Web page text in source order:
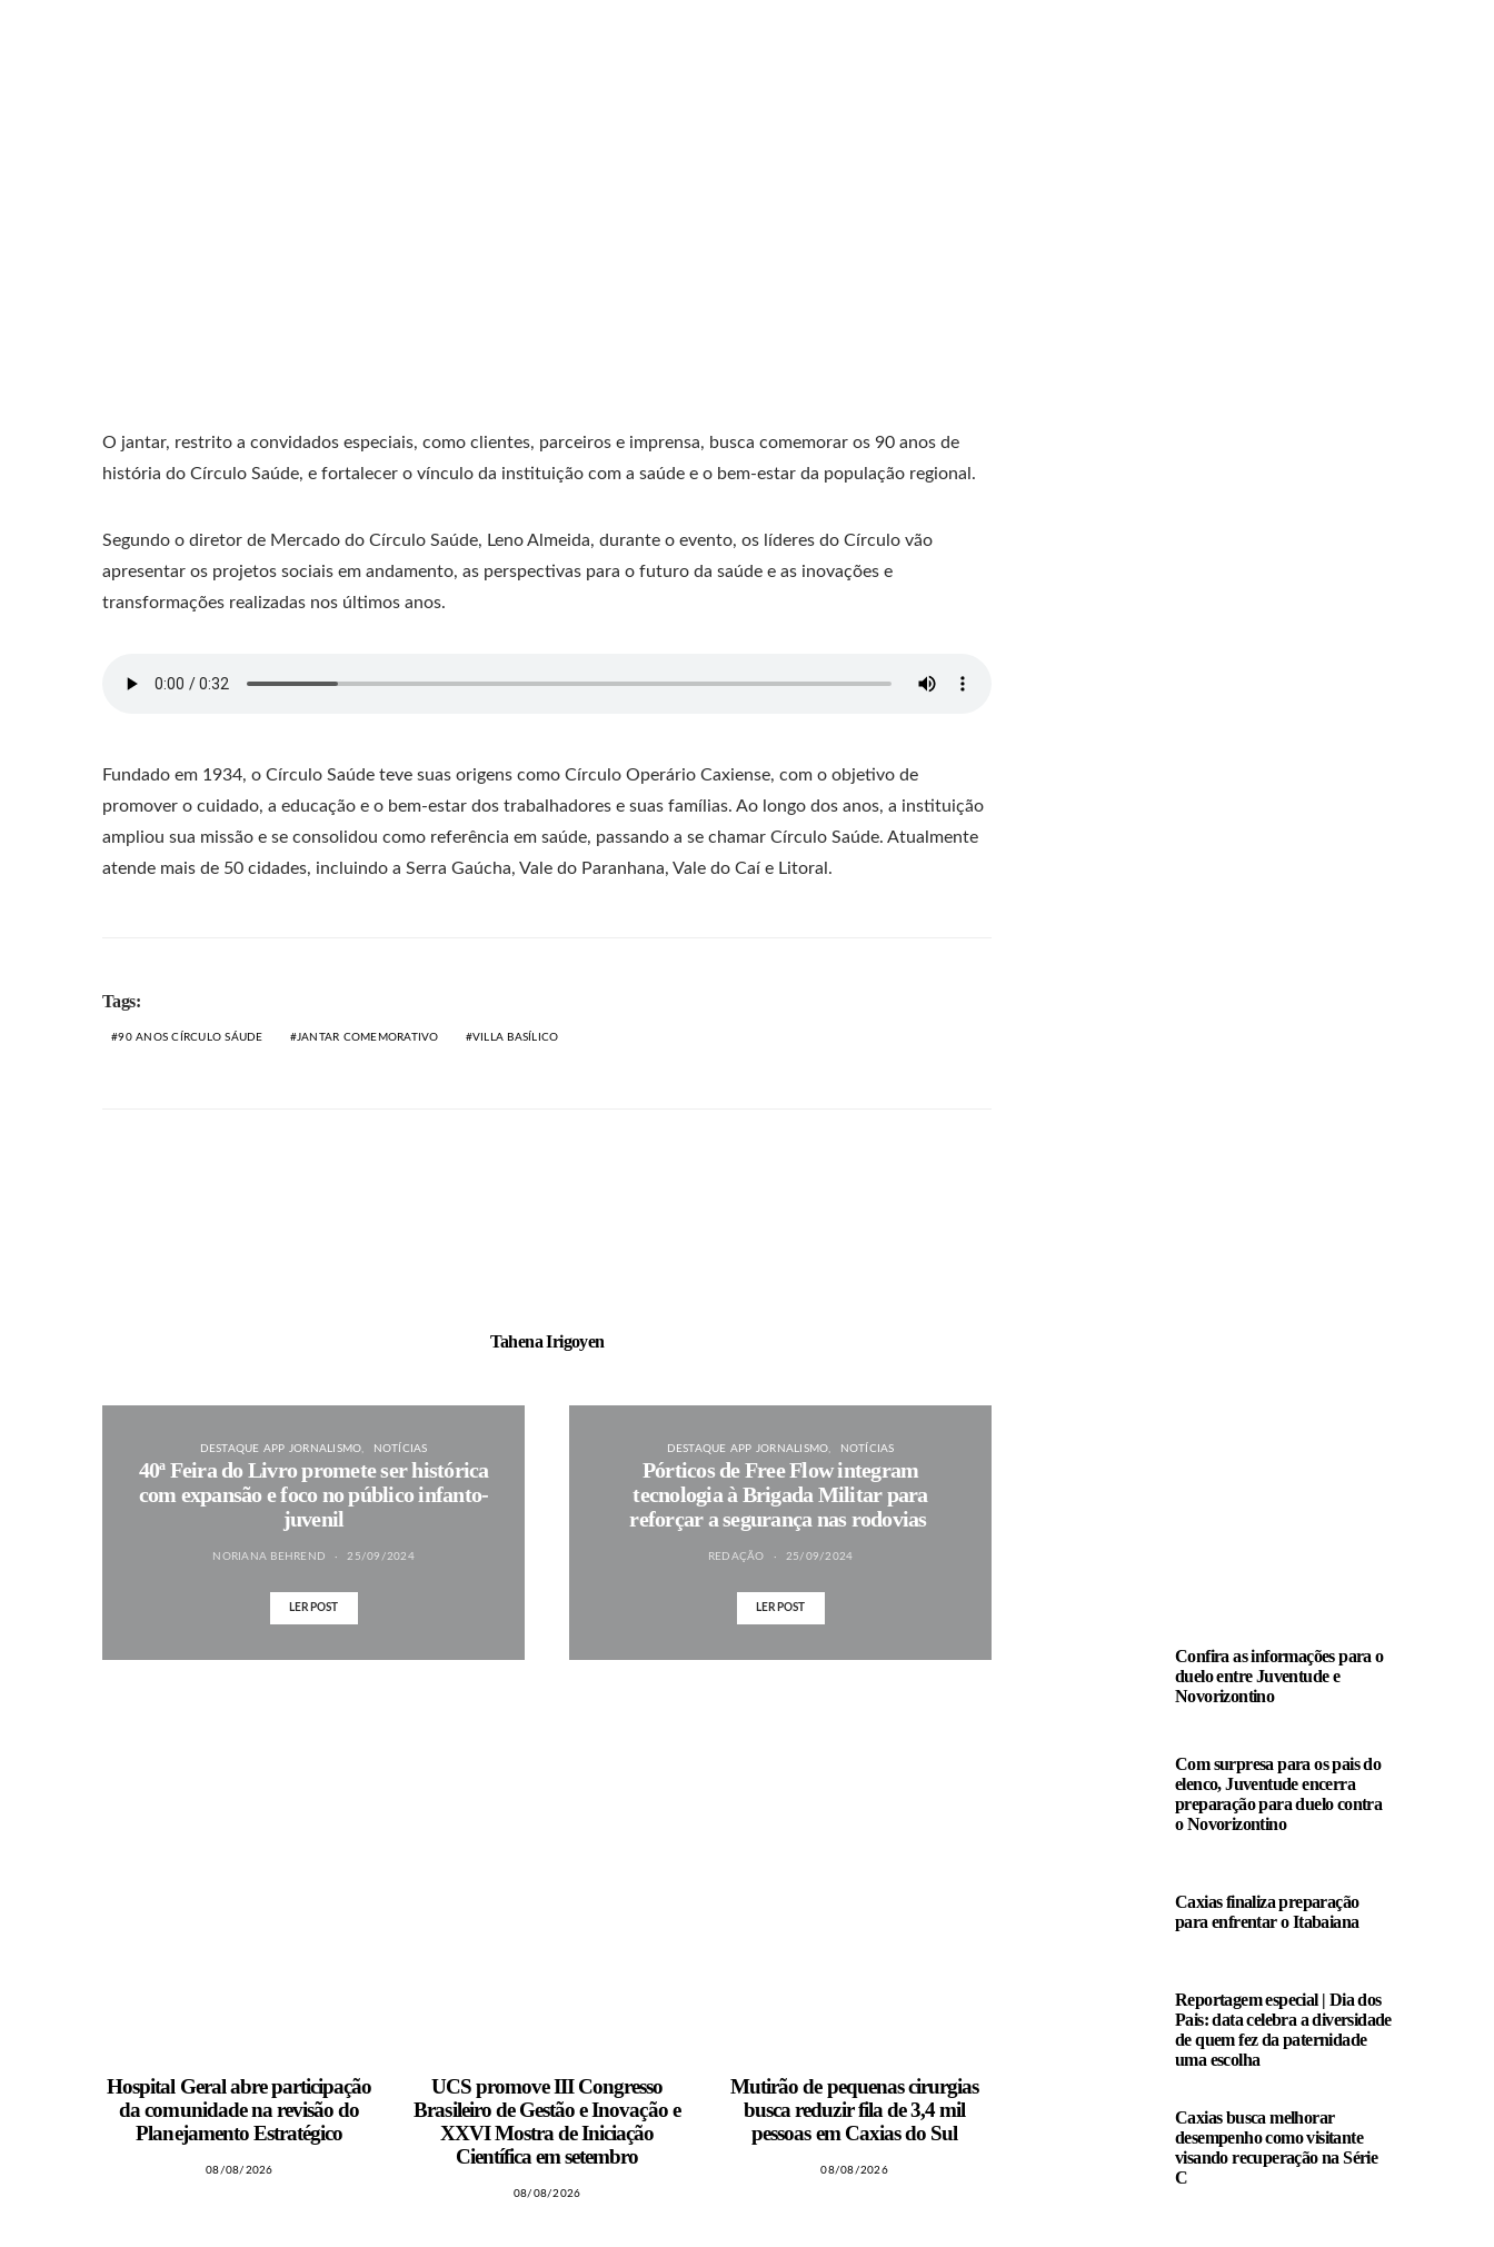
O jantar, restrito a convidados especiais, como clientes, parceiros e imprensa, busca comemorar os 90 anos de
história do Círculo Saúde, e fortalecer o vínculo da instituição com a saúde e o bem-estar da população regional.
Segundo o diretor de Mercado do Círculo Saúde, Leno Almeida, durante o evento, os líderes do Círculo vão
apresentar os projetos sociais em andamento, as perspectivas para o futuro da saúde e as inovações e
transformações realizadas nos últimos anos.
Fundado em 1934, o Círculo Saúde teve suas origens como Círculo Operário Caxiense, com o objetivo de
promover o cuidado, a educação e o bem-estar dos trabalhadores e suas famílias. Ao longo dos anos, a instituição
ampliou sua missão e se consolidou como referência em saúde, passando a se chamar Círculo Saúde. Atualmente
atende mais de 50 cidades, incluindo a Serra Gaúcha, Vale do Paranhana, Vale do Caí e Litoral.
Tags:
90 ANOS CÍRCULO SÁUDE JANTAR COMEMORATIVO VILLA BASÍLICO
Tahena Irigoyen
DESTAQUE APP JORNALISMO NOTÍCIAS
40ª Feira do Livro promete ser histórica
com expansão e foco no público infanto-
juvenil
NORIANA BEHREND 25/09/2024
LER POST
DESTAQUE APP JORNALISMO NOTÍCIAS
Pórticos de Free Flow integram
tecnologia à Brigada Militar para
reforçar a segurança nas rodovias
REDAÇÃO 25/09/2024
LER POST
Hospital Geral abre participação
da comunidade na revisão do
Planejamento Estratégico
08/08/2026
UCS promove III Congresso
Brasileiro de Gestão e Inovação e
XXVI Mostra de Iniciação
Científica em setembro
08/08/2026
Mutirão de pequenas cirurgias
busca reduzir fila de 3,4 mil
pessoas em Caxias do Sul
08/08/2026
Confira as informações para o
duelo entre Juventude e
Novorizontino
Com surpresa para os pais do
elenco, Juventude encerra
preparação para duelo contra
o Novorizontino
Caxias finaliza preparação
para enfrentar o Itabaiana
Reportagem especial | Dia dos
Pais: data celebra a diversidade
de quem fez da paternidade
uma escolha
Caxias busca melhorar
desempenho como visitante
visando recuperação na Série
C